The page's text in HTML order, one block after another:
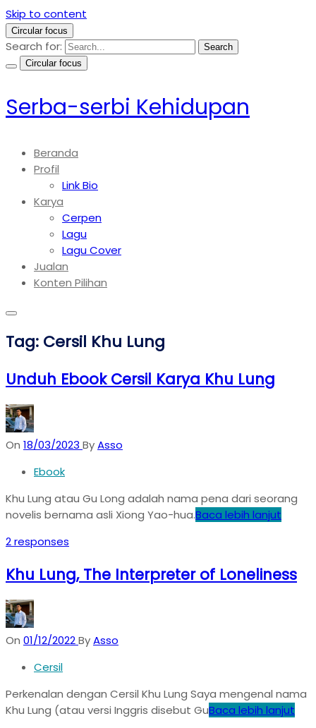
Skip to content
Circular focus
Search for:
Search
Circular focus
Serba-serbi Kehidupan
Beranda
Profil
Link Bio
Karya
Cerpen
Lagu
Lagu Cover
Jualan
Konten Pilihan
Tag: Cersil Khu Lung
Unduh Ebook Cersil Karya Khu Lung
On 18/03/2023 ByAsso
Ebook
Khu Lung atau Gu Long adalah nama pena dari seorang
novelis bernama asli Xiong Yao-hua.Baca lebih lanjut
2 responses
Khu Lung, The Interpreter of Loneliness
On 01/12/2022ByAsso
Cersil
Perkenalan dengan Cersil Khu Lung Saya mengenal nama
Khu Lung (atau versi Inggris disebut GuBaca lebih lanjut